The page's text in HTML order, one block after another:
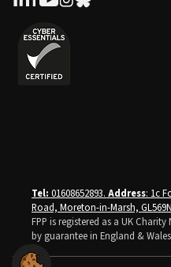
Tel: 01608652893. Address: 1c
Road, Moreton-in-Marsh,
FPP is registered as a UK
by guarantee in England &